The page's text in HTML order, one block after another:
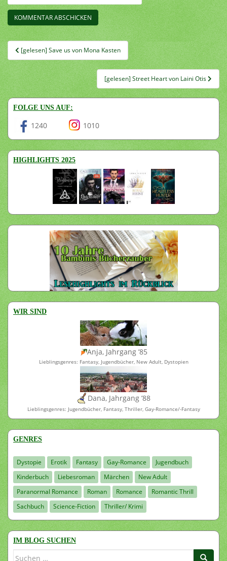
Beitragsnavigation
[gelesen] Save us von Mona Kasten
[gelesen] Street Heart von Laini Otis
FOLGE UNS AUF:
1240 1010
HIGHLIGHTS 2025
WIR SIND
Anja, Jahrgang ’85
Lieblingsgenres: Fantasy, Jugendbücher, New Adult, Dystopien
Dana, Jahrgang ’88
Lieblingsgenres: Jugendbücher, Fantasy, Thriller, Gay-Romance/-Fantasy
GENRES
Dystopie Erotik Fantasy Gay-Romance
Jugendbuch
Kinderbuch
Liebesroman Märchen
New Adult
Paranormal Romance
Roman Romance
Romantic Thrill
Sachbuch
Science-Fiction Thriller/ Krimi
IM BLOG SUCHEN
Suchen